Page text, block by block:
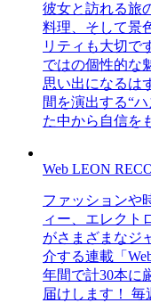
彼女と訪れる旅
料理、そして景
リティも大切で
ではの個性的な
思い出になるは
間を演出する“
た中から自信を
Web LEON
ファッションや
ィー、エレクト
がさまざまなジ
介する連載「
年間で計30本に
届けします！ 毎